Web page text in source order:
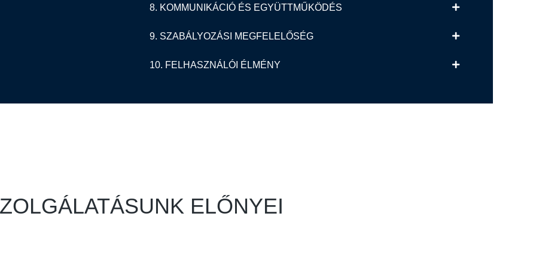
8. KOMMUNIKÁCIÓ ÉS EGYÜTTMŰKÖDÉS
9. SZABÁLYOZÁSI MEGFELELŐSÉG
10. FELHASZNÁLÓI ÉLMÉNY
ELŐNYEI